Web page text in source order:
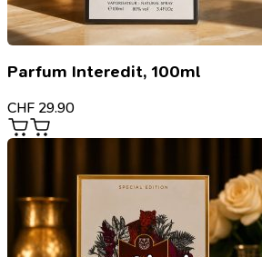
Parfum Interedit, 100ml
CHF 29.90